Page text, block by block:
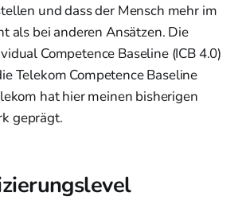
und dass der Mensch mehr im
als bei anderen Ansätzen. Die
Competence Baseline (ICB 4.0)
Telekom Competence Baseline
hat hier meinen bisherigen
geprägt.